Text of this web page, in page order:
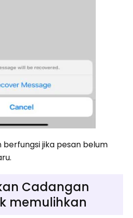
berfungsi jika pesan belum
Cadangan
memulihkan